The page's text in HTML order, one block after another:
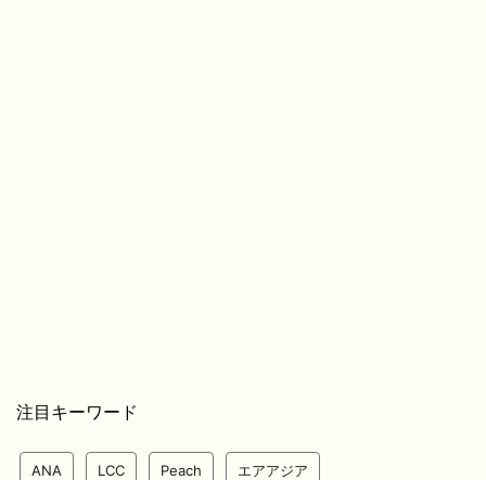
注目キーワード
ANA LCC Peach エアアジア